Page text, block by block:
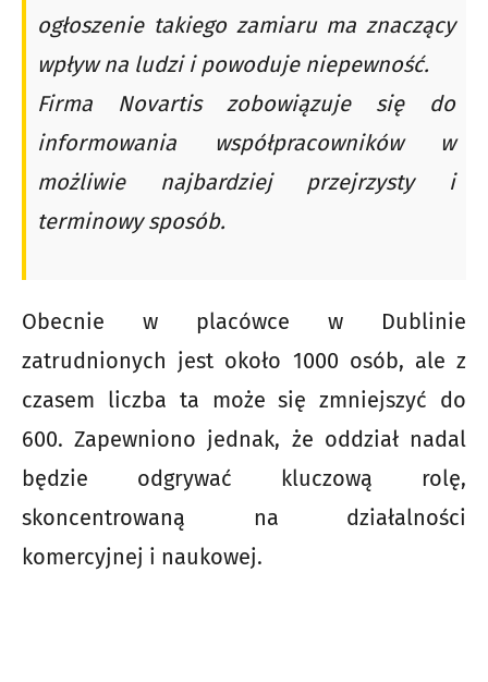
ogłoszenie takiego zamiaru ma znaczący
wpływ na ludzi i powoduje niepewność.
Firma Novartis zobowiązuje się do
informowania współpracowników w
możliwie najbardziej przejrzysty i
terminowy sposób.
Obecnie w placówce w Dublinie
zatrudnionych jest około 1000 osób, ale z
czasem liczba ta może się zmniejszyć do
600. Zapewniono jednak, że oddział nadal
będzie odgrywać kluczową rolę,
skoncentrowaną na działalności
komercyjnej i naukowej.